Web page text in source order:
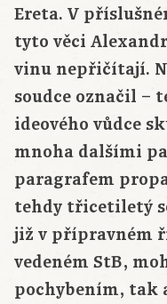
Ereta. V
tyto věci
vinu nepřičítají.
soudce označil –
ideového vůdce
mnoha dalšími
paragrafem
tehdy třicetiletý
již v přípravném
vedeném StB,
pochybením, tak